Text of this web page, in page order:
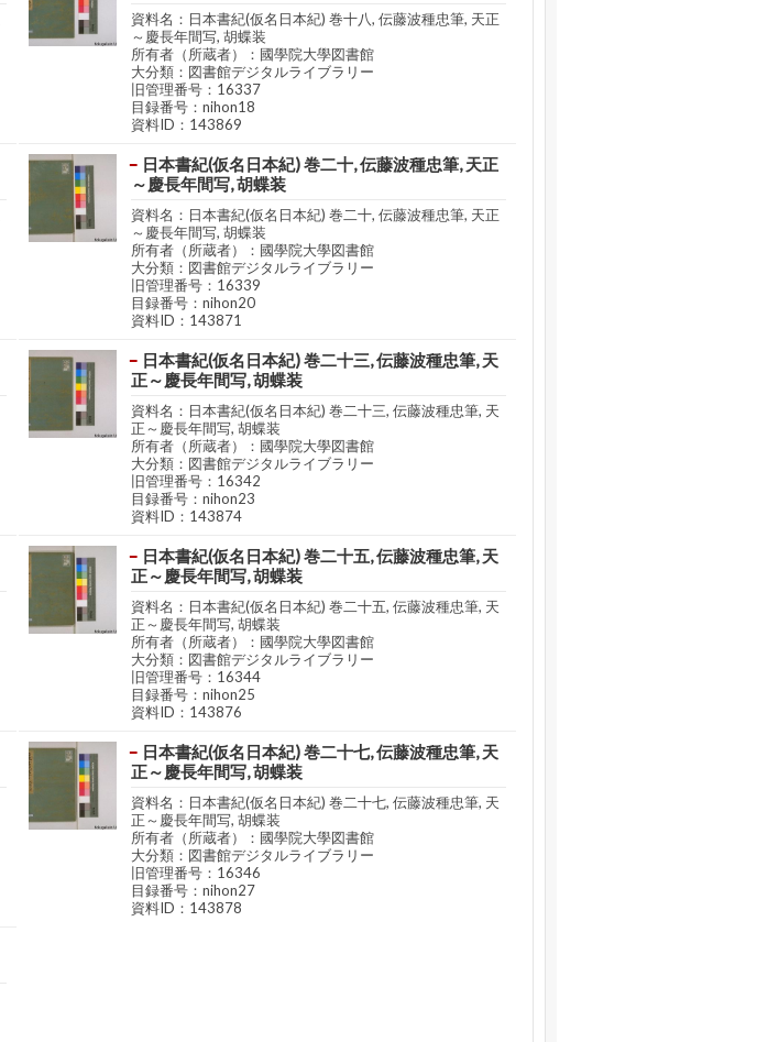
資料名：日本書紀(仮名日本紀) 巻十八, 伝藤波種忠筆, 天正
～慶長年間写, 胡蝶装
所有者（所蔵者）：國學院大學図書館
大分類：図書館デジタルライブラリー
旧管理番号：16337
目録番号：nihon18
資料ID：143869
日本書紀(仮名日本紀) 巻二十, 伝藤波種忠筆, 天正
～慶長年間写, 胡蝶装
資料名：日本書紀(仮名日本紀) 巻二十, 伝藤波種忠筆, 天正
～慶長年間写, 胡蝶装
所有者（所蔵者）：國學院大學図書館
大分類：図書館デジタルライブラリー
旧管理番号：16339
目録番号：nihon20
資料ID：143871
日本書紀(仮名日本紀) 巻二十三, 伝藤波種忠筆, 天
正～慶長年間写, 胡蝶装
資料名：日本書紀(仮名日本紀) 巻二十三, 伝藤波種忠筆, 天
正～慶長年間写, 胡蝶装
所有者（所蔵者）：國學院大學図書館
大分類：図書館デジタルライブラリー
旧管理番号：16342
目録番号：nihon23
資料ID：143874
日本書紀(仮名日本紀) 巻二十五, 伝藤波種忠筆, 天
正～慶長年間写, 胡蝶装
資料名：日本書紀(仮名日本紀) 巻二十五, 伝藤波種忠筆, 天
正～慶長年間写, 胡蝶装
所有者（所蔵者）：國學院大學図書館
大分類：図書館デジタルライブラリー
旧管理番号：16344
目録番号：nihon25
資料ID：143876
日本書紀(仮名日本紀) 巻二十七, 伝藤波種忠筆, 天
正～慶長年間写, 胡蝶装
資料名：日本書紀(仮名日本紀) 巻二十七, 伝藤波種忠筆, 天
正～慶長年間写, 胡蝶装
所有者（所蔵者）：國學院大學図書館
大分類：図書館デジタルライブラリー
旧管理番号：16346
目録番号：nihon27
資料ID：143878